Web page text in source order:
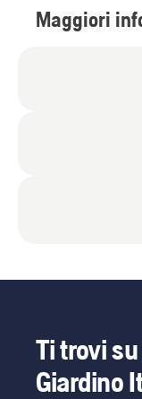
Maggiori
Ti trovi
Giardino